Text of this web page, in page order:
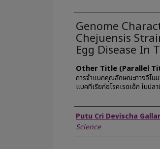
Genome
Chejuensis
Egg Disease In
Other Title (Parallel
การจำแนกคุณลักษณะทางจีโนม
แบคทีเรียก่อโรคเรดเอ้ก ในปล
Author
Putu Cri Devischa
Science